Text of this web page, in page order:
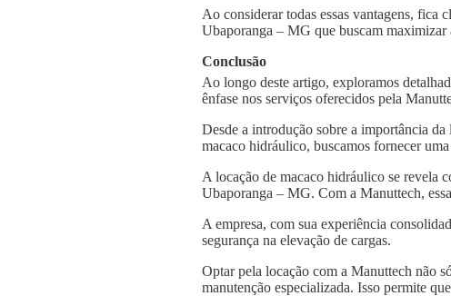
Ao considerar todas essas vantagens, fica
Ubaporanga – MG que buscam
Conclusão
Ao longo deste artigo, exploramos
ênfase nos serviços oferecidos pela
Desde a introdução sobre a importância
macaco hidráulico, buscamos fornecer
A locação de macaco hidráulico se revela
Ubaporanga – MG. Com a Manuttech,
A empresa, com sua experiência
segurança na elevação de cargas.
Optar pela locação com a Manuttech não
manutenção especializada. Isso permite